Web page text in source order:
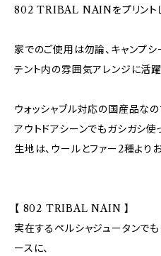
802 TRIBAL NAINをプリントし
家でのご使用は勿論、キャンプシ
テント内の雰囲気アレンジに活躍
ウォッシャブル対応の国産品な
アウトドアシーンでもガシガシ使
生地は、ウールとファー2種より
【 802 TRIBAL NAIN 】
実在するペルシャジュータンで
ースに、